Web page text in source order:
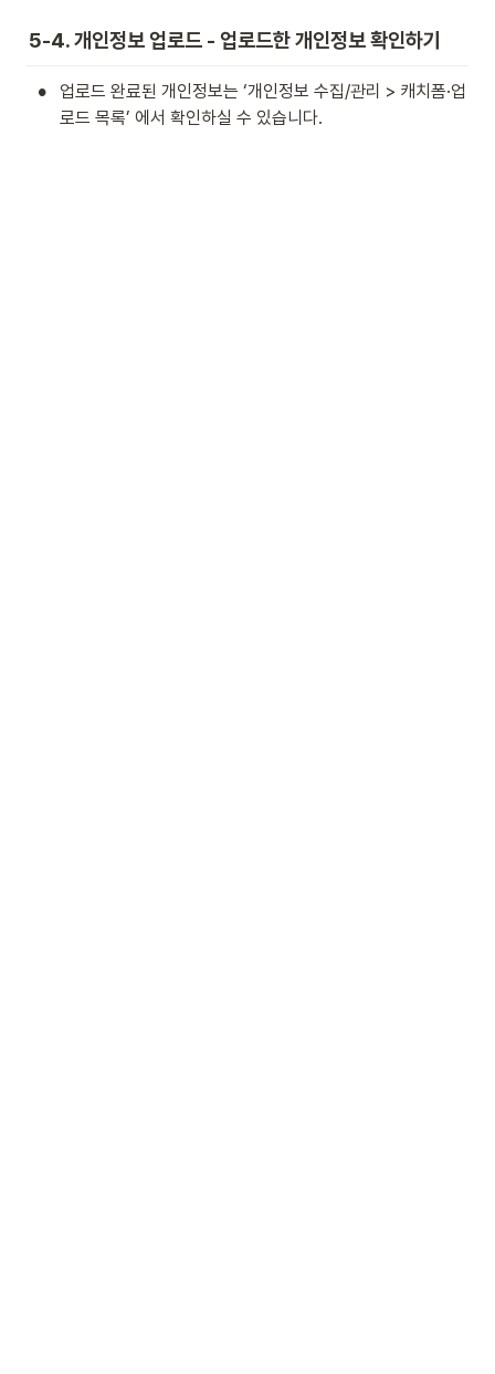
5-4. 개인정보 업로드 - 업로드한 개인정보 확인하기
•
업로드 완료된 개인정보는 ‘개인정보 수집/관리 > 캐치폼·업
로드 목록’ 에서 확인하실 수 있습니다.